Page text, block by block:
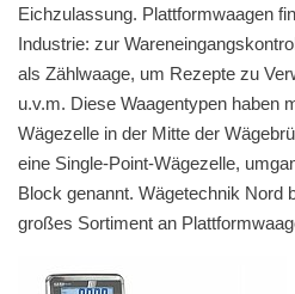
Eichzulassung. Plattformwaagen
Industrie: zur
als Zählwaage, um Rezepte zu
u.v.m. Diese Waagentypen haben
Wägezelle in der Mitte der
eine Single-Point-Wägezelle,
Block genannt. Wägetechnik Nord
großes Sortiment an